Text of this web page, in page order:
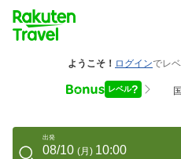
出発
08/10 (月) 10:00